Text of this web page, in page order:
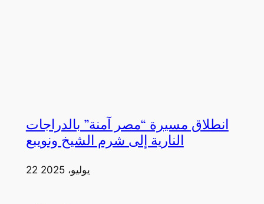
انطلاق مسيرة “مصر آمنة” بالدراجات
النارية إلى شرم الشيخ ونويبع
22 يوليو، 2025